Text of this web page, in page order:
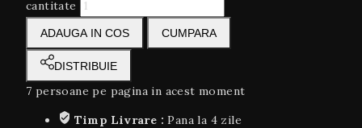
cantitate
ADAUGA IN COS CUMPARA
DISTRIBUIE
7 persoane pe pagina in acest moment
Timp Livrare :Pana la 4 zile